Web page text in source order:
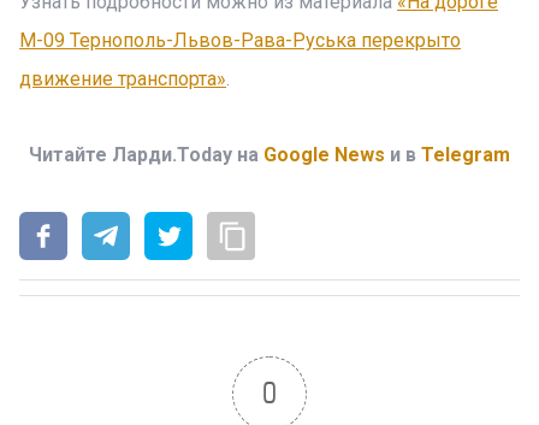
М-09 Тернополь-Львов-Рава-Руська перекрыто
движение транспорта».
Читайте Ларди.Today на Google News и в Telegram
0